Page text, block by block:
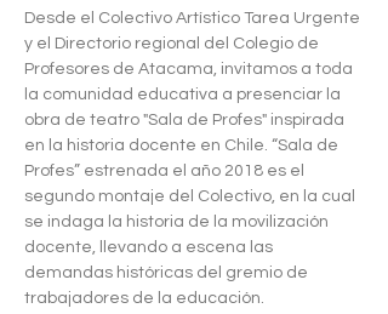
Desde el Colectivo Artístico Tarea Urgente
y el Directorio regional del Colegio de
Profesores de Atacama, invitamos a toda
la comunidad educativa a presenciar la
obra de teatro "Sala de Profes" inspirada
en la historia docente en Chile. “Sala de
Profes” estrenada el año 2018 es el
segundo montaje del Colectivo, en la cual
se indaga la historia de la movilización
docente, llevando a escena las
demandas históricas del gremio de
trabajadores de la educación.